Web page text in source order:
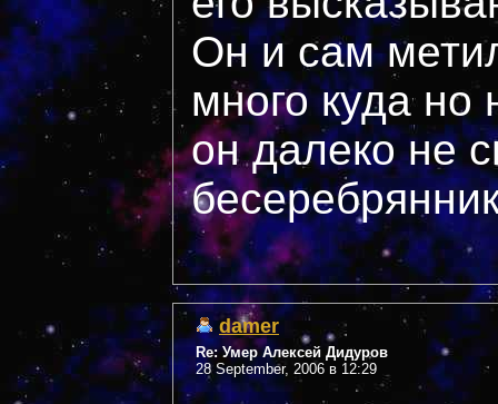
Он и сам
много куда но
он далеко не
damer
Re: Умер Алексей Дидуров
28 September, 2006 в 12:29